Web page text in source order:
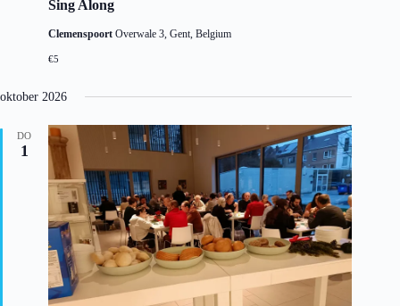
Sing Along
Clemenspoort Overwale 3, Gent, Belgium
€5
oktober 2026
DO
1